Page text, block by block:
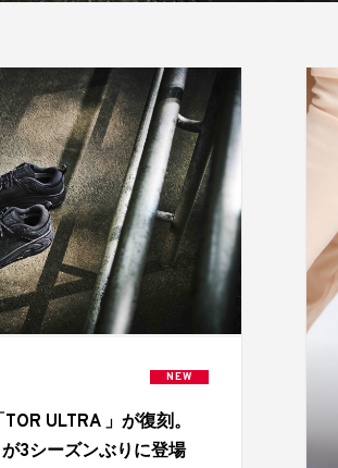
NEW
ULTRA 」が復刻。
が3シーズンぶりに登場